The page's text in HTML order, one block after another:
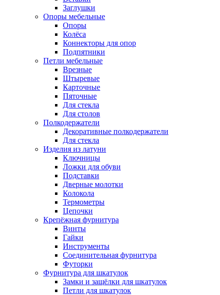
Заглушки
Опоры мебельные
Опоры
Колёса
Коннекторы для опор
Подпятники
Петли мебельные
Врезные
Штыревые
Карточные
Пяточные
Для стекла
Для столов
Полкодержатели
Декоративные полкодержатели
Для стекла
Изделия из латуни
Ключницы
Ложки для обуви
Подставки
Дверные молотки
Колокола
Термометры
Цепочки
Крепёжная фурнитура
Винты
Гайки
Инструменты
Соединительная фурнитура
Футорки
Фурнитура для шкатулок
Замки и защёлки для шкатулок
Петли для шкатулок